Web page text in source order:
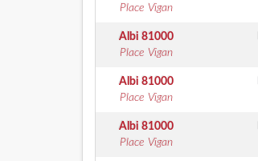
Place Vigan
Albi 81000
Place Vigan
Albi 81000
Place Vigan
Albi 81000
Place Vigan